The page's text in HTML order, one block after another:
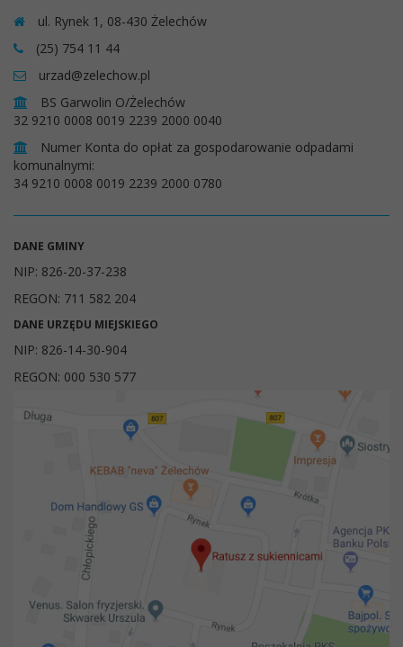
ul. Rynek 1, 08-430 Żelechów
(25) 754 11 44
urzad@zelechow.pl
BS Garwolin O/Żelechów
32 9210 0008 0019 2239 2000 0040
Numer Konta do opłat za gospodarowanie odpadami
komunalnymi:
34 9210 0008 0019 2239 2000 0780
DANE GMINY
NIP: 826-20-37-238
REGON: 711 582 204
DANE URZĘDU MIEJSKIEGO
NIP: 826-14-30-904
REGON: 000 530 577